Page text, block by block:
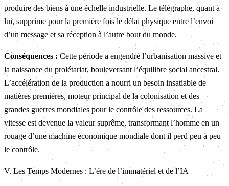
produire des biens à une échelle industrielle. Le télégraphe, quant à
lui, supprime pour la première fois le délai physique entre l’envoi
d’un message et sa réception à l’autre bout du monde.
Conséquences : Cette période a engendré l’urbanisation massive et
la naissance du prolétariat, bouleversant l’équilibre social ancestral.
L’accélération de la production a nourri un besoin insatiable de
matières premières, moteur principal de la colonisation et des
grandes guerres mondiales pour le contrôle des ressources. La
vitesse est devenue la valeur suprême, transformant l’homme en un
rouage d’une machine économique mondiale dont il perd peu à peu
le contrôle.
V. Les Temps Modernes : L’ère de l’immatériel et de l’IA